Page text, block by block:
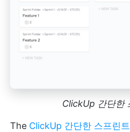
ClickUp 간단한
The ClickUp 간단한 스프린